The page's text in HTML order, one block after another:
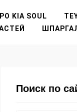
KIA SOUL
Поиск по